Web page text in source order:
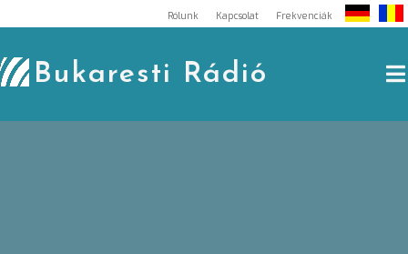
to
content
Rólunk Kapcsolat Frekvenciák
Bukaresti Rádió